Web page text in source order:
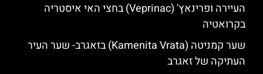
העיירה ופרינאץ' (Veprinac) בחצי האי איסטריה
בקרואטיה
שער קמניטה (Kamenita Vrata) בזאגרב- שער העיר
העתיקה של זאגרב